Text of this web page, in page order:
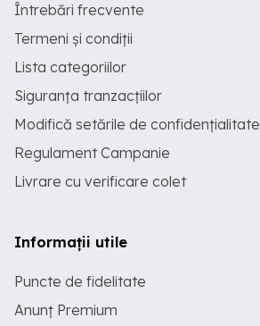
Întrebări frecvente
Termeni și condiții
Lista categoriilor
Siguranța tranzacțiilor
Modifică setările de confidențialitate
Regulament Campanie
Livrare cu verificare colet
Informații utile
Puncte de fidelitate
Anunț Premium